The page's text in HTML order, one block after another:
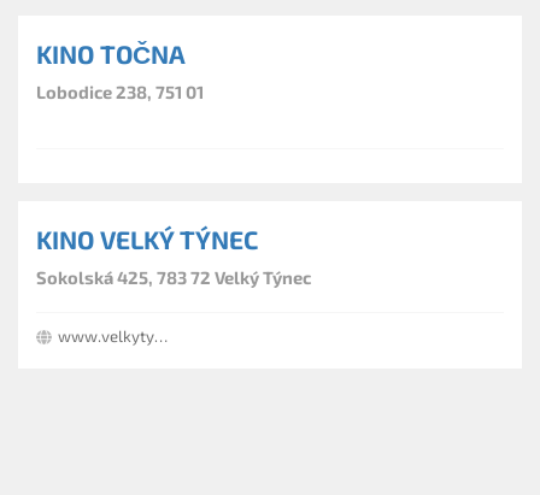
KINO TOČNA
Lobodice 238, 751 01
KINO VELKÝ TÝNEC
Sokolská 425, 783 72 Velký Týnec
www.velkytynec.cz